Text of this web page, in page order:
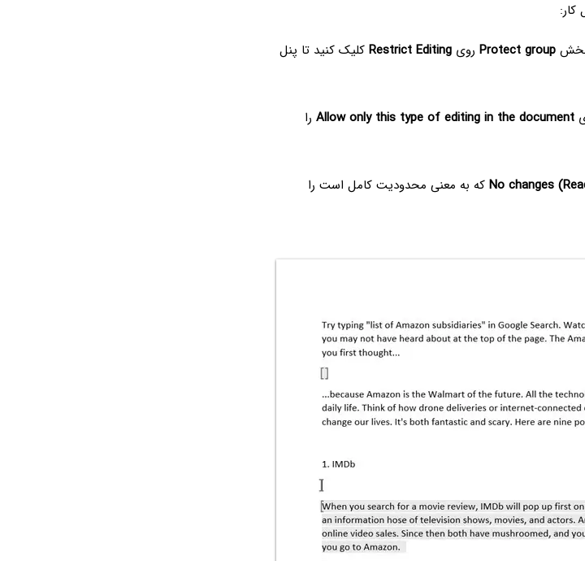
کار:
Protect group رویRestrict Editing کلیک کنید تا پنل
Allow only this type of editing in the document را
No changes که به معنی محدودیت کامل است را